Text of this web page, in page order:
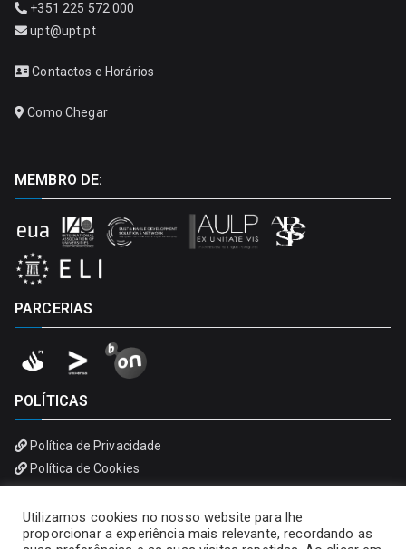
+351 225 572 000
upt@upt.pt
Contactos e Horários
Como Chegar
MEMBRO DE:
PARCERIAS
POLÍTICAS
Política de Privacidade
Política de Cookies
Utilizamos cookies no nosso website para lhe
proporcionar a experiência mais relevante, recordando as